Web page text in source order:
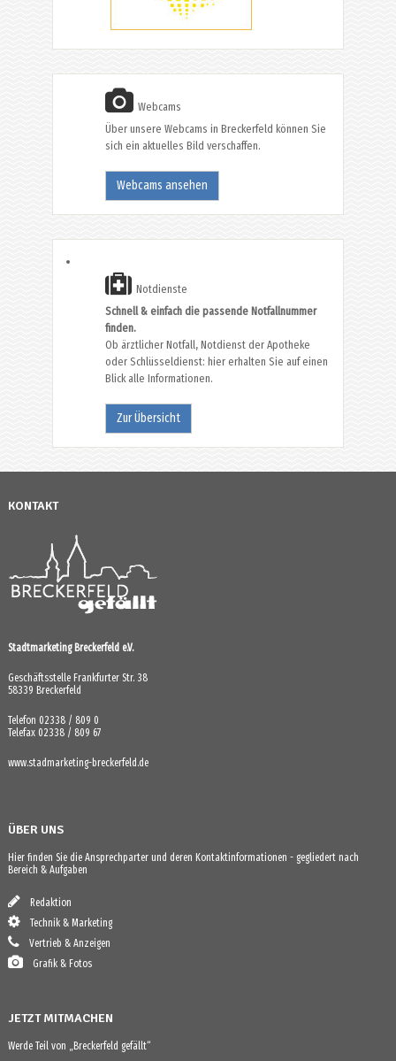
Webcams
Über unsere Webcams in Breckerfeld können Sie
sich ein aktuelles Bild verschaffen.
Webcams ansehen
Notdienste
Schnell & einfach die passende Notfallnummer
finden.
Ob ärztlicher Notfall, Notdienst der Apotheke
oder Schlüsseldienst: hier erhalten Sie auf einen
Blick alle Informationen.
Zur Übersicht
KONTAKT
Stadtmarketing Breckerfeld e.V.
Geschäftsstelle Frankfurter Str. 38
58339 Breckerfeld
Telefon 02338 / 809 0
Telefax 02338 / 809 67
www.stadmarketing-breckerfeld.de
ÜBER UNS
Hier finden Sie die Ansprechparter und deren Kontaktinformationen - gegliedert nach
Bereich & Aufgaben
Redaktion
Technik & Marketing
Vertrieb & Anzeigen
Grafik & Fotos
JETZT MITMACHEN
Werde Teil von „Breckerfeld gefällt“